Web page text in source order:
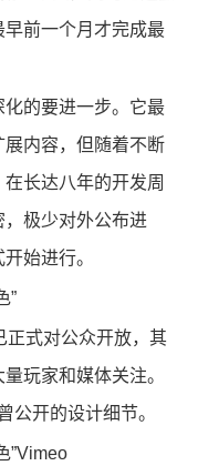
前一个月才完成最
的要进一步。它最
内容，但随着不断
长达八年的开发周
极少对外公布进
始进行。
正式对公众开放，其
玩家和媒体关注。
公开的设计细节。
Vimeo